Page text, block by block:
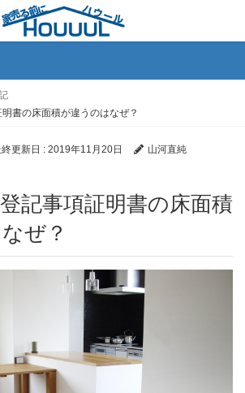
書の床面積が違うのはなぜ？
終更新日 : 2019年11月20日
山河直純
ぜ？